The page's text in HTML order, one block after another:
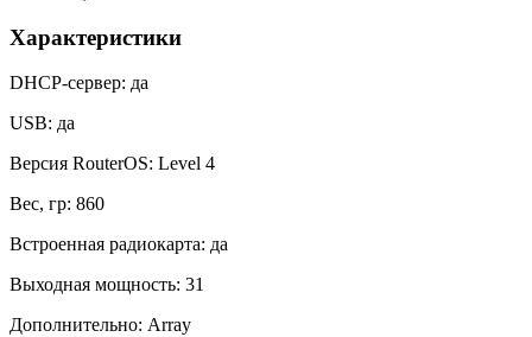
Характеристики
DHCP-сервер: да
USB: да
Версия RouterOS: Level 4
Вес, гр: 860
Встроенная радиокарта: да
Выходная мощность: 31
Дополнительно: Array